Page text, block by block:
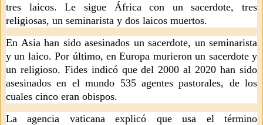
tres laicos. Le sigue África con un sacerdote, tres
religiosas, un seminarista y dos laicos muertos.
En Asia han sido asesinados un sacerdote, un seminarista
y un laico. Por último, en Europa murieron un sacerdote y
un religioso. Fides indicó que del 2000 al 2020 han sido
asesinados en el mundo 535 agentes pastorales, de los
cuales cinco eran obispos.
La agencia vaticana explicó que usa el término